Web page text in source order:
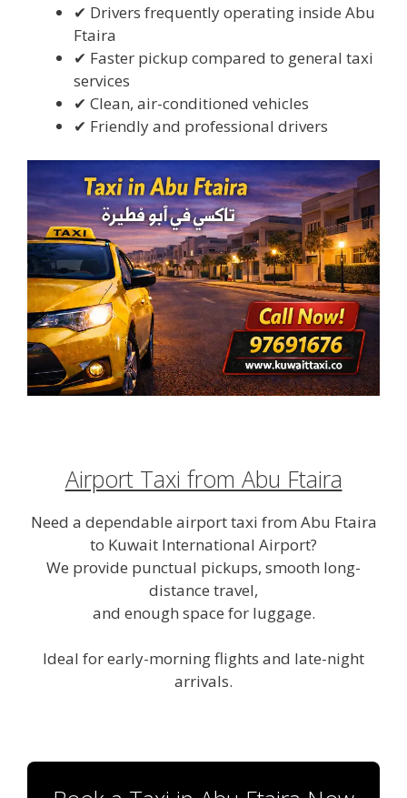
✔ Drivers frequently operating inside Abu
Ftaira
✔ Faster pickup compared to general taxi
services
✔ Clean, air-conditioned vehicles
✔ Friendly and professional drivers
Airport Taxi from Abu Ftaira
Need a dependable airport taxi from Abu Ftaira
to Kuwait International Airport?
We provide punctual pickups, smooth long-
distance travel,
and enough space for luggage.
Ideal for early-morning flights and late-night
arrivals.